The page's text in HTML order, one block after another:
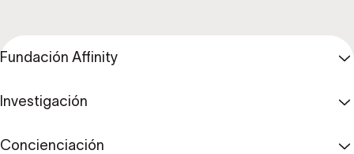
Fundación Affinity
Investigación
Concienciación